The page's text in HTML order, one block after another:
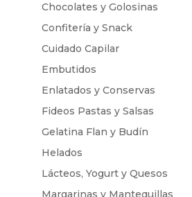
Chocolates y Golosinas
Confitería y Snack
Cuidado Capilar
Embutidos
Enlatados y Conservas
Fideos Pastas y Salsas
Gelatina Flan y Budín
Helados
Lácteos, Yogurt y Quesos
Margarinas y Mantequillas